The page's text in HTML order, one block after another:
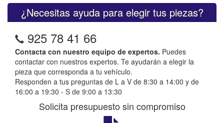
¿Necesitas ayuda para elegir tus piezas?
925 78 41 66
Contacta con nuestro equipo de expertos. Puedes
contactar con nuestros expertos. Te ayudarán a elegir la
pieza que corresponda a tu vehículo.
Responden a tus preguntas de L a V de 8:30 a 14:00 y de
16:00 a 19:30 - S de 9:00 a 13:30
Solicita presupuesto sin compromiso